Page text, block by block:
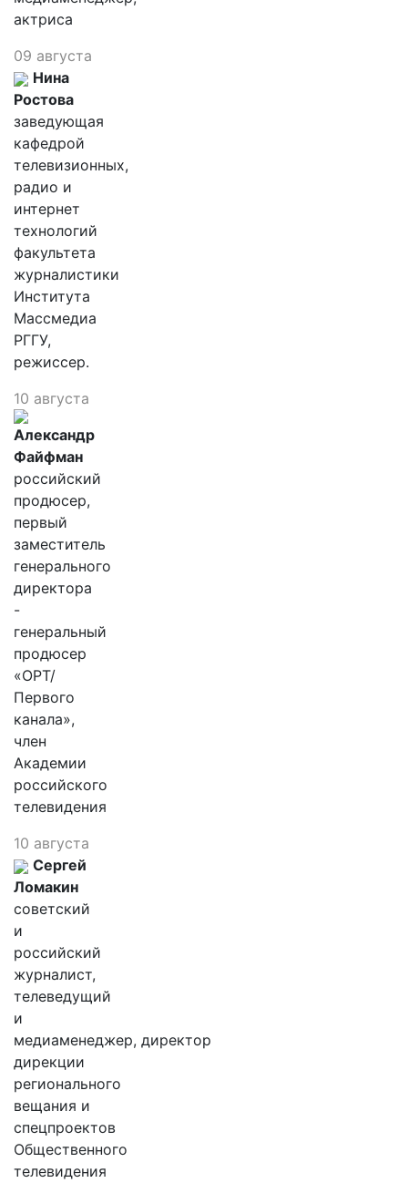
актриса
09 августа
Нина
Ростова
заведующая
кафедрой
телевизионных,
радио и
интернет
технологий
факультета
журналистики
Института
Массмедиа
РГГУ,
режиссер.
10 августа
Александр
Файфман
российский
продюсер,
первый
заместитель
генерального
директора
-
генеральный
продюсер
«ОРТ/
Первого
канала»,
член
Академии
российского
телевидения
10 августа
Сергей
Ломакин
советский
и
российский
журналист,
телеведущий
и
медиаменеджер, директор
дирекции
регионального
вещания и
спецпроектов
Общественного
телевидения